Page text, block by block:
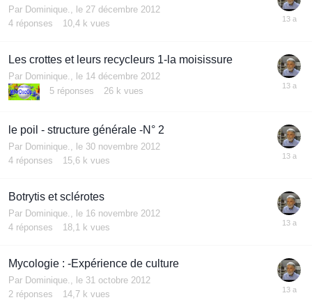
Par Dominique., le 27 décembre 2012
4 réponses 10,4 k vues
Les crottes et leurs recycleurs 1-la moisissure
Par Dominique., le 14 décembre 2012
5 réponses 26 k vues
le poil - structure générale -N° 2
Par Dominique.
le 30 novembre 2012
4 réponses 15,6 k vues
Botrytis et sclérotes
Par Dominique.
le 16 novembre 2012
4 réponses 18,1 k vues
Mycologie : -Expérience de culture
Par Dominique.
le 31 octobre 2012
2 réponses 14,7 k vues